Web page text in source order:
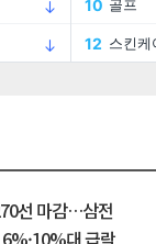
선 마감…삼전
대 급락